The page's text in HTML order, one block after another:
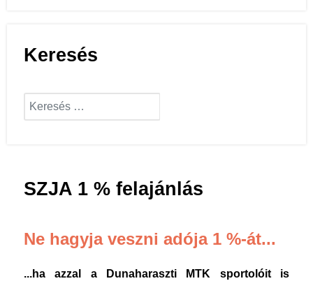
Keresés
Keresés...
SZJA 1 % felajánlás
Ne hagyja veszni adója 1 %-át...
...ha azzal a Dunaharaszti MTK sportolóit is